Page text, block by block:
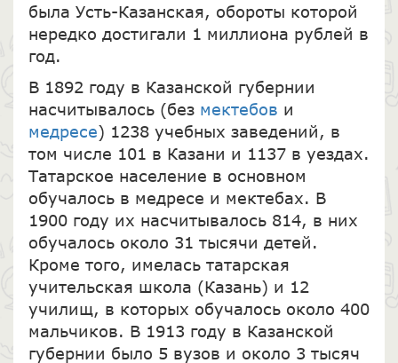
была Усть-Казанская, обороты которой
нередко достигали 1 миллиона рублей в
год.
В 1892 году в Казанской губернии
насчитывалось (без мектебов и
медресе) 1238 учебных заведений, в
том числе 101 в Казани и 1137 в уездах.
Татарское население в основном
обучалось в медресе и мектебах. В
1900 году их насчитывалось 814, в них
обучалось около 31 тысячи детей.
Кроме того, имелась татарская
учительская школа (Казань) и 12
училищ, в которых обучалось около 400
мальчиков. В 1913 году в Казанской
губернии было 5 вузов и около 3 тысяч